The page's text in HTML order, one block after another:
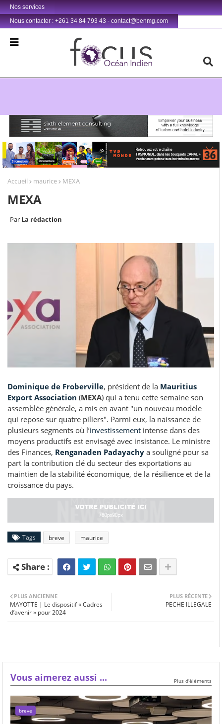
Nos services
Nous contacter : +261 34 84 793 43 - contact@benmg.com
Retrouvez votre chaîne @TV5MONDE, dans les bouquets CANAL+ 36 . Fandaharam-potoana tsara indrindra ho anareo!
Accueil maurice MEXA
MEXA
La rédaction
Dominique de Froberville, président de la Mauritius
Export Association (MEXA) qui a tenu cette semaine son
assemblée générale, a mis en avant "un nouveau modèle
qui repose sur quatre piliers". Parmi eux, la naissance de
plusieurs segments où l’investissement intense dans des
moyens productifs est envisagé avec insistance. Le ministre
des Finances, Renganaden Padayachy a souligné pour sa
part la contribution clé du secteur des exportations au
maintien de la stabilité économique, de la résilience et de la
croissance du pays.
Tags breve maurice
PLUS RÉCENTE
PECHE ILLEGALE
PLUS ANCIENNE
MAYOTTE | Le dispositif « Cadres
d’avenir » pour 2024
Vous aimerez aussi ... Plus d'éléments
breve